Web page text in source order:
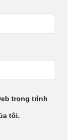
trong trình
tôi.